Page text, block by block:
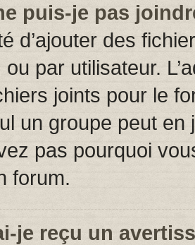
puis-je pas
d’ajouter des
par utilisateur.
joints pour le
un groupe peut en
pas pourquoi
forum.
je reçu un